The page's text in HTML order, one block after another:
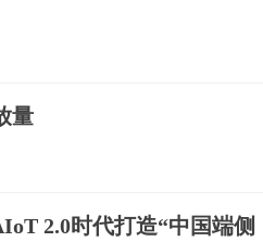
量
2.0时代打造“中国端侧